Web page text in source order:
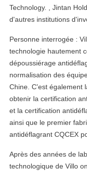
Technology. , Jintan
d'autres institutions
Personne interrogée :
technologie hautement
dépoussiérage
normalisation des
Chine. C'est également
obtenir la certification
et la certification
ainsi que le premier
antidéflagrant CQCEX
Après des années de
technologique de Villo